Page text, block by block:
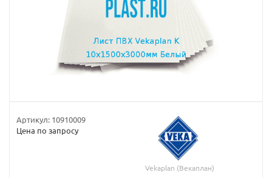
Артикул: 10910009
Цена по запросу
Vekaplan (Векаплан)